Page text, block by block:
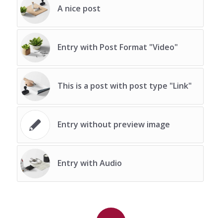
A nice post
Entry with Post Format "Video"
This is a post with post type "Link"
Entry without preview image
Entry with Audio